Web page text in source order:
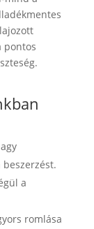
pontos
a
romlása